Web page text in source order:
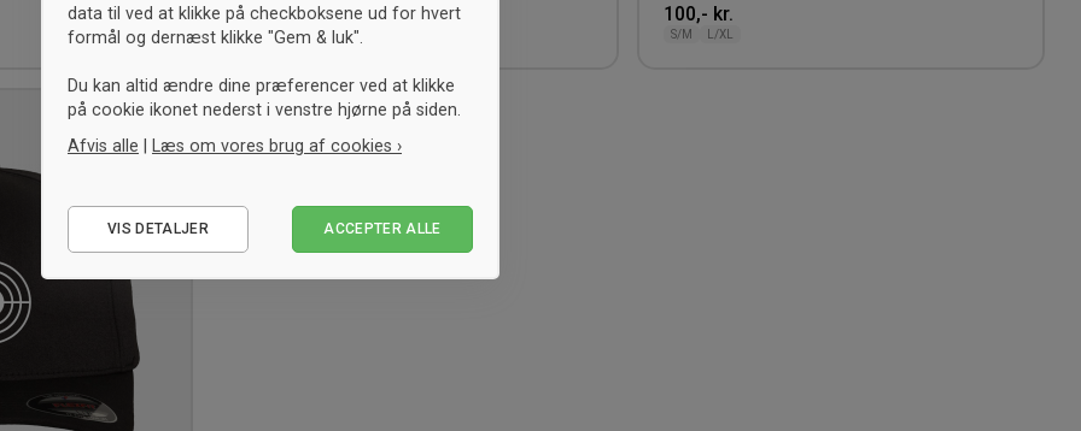
90,- kr.
ONESIZE
100,- kr.
S/M L/XL
til
data til ved at klikke på checkboksene ud for hvert
formål og dernæst klikke "Gem & luk".
Du kan altid ændre dine præferencer ved at klikke
på cookie ikonet nederst i venstre hjørne på siden.
Afvis alle | Læs om vores brug af cookies ›
Statistiske
VIS DETALJER ACCEPTER ALLE